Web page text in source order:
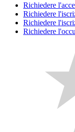
Richiedere
Richiedere
Richiedere
Richiedere